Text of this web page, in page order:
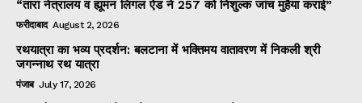
“तारा नेत्रालय व ह्यूमन लिगल ऐड ने 257 को निशुल्क जांच मुहैया कराई”
फरीदाबाद August 2, 2026
रथयात्रा का भव्य प्रदर्शन: बलटाना में भक्तिमय वातावरण में निकली श्री
जगन्नाथ रथ यात्रा
पंजाब July 17, 2026